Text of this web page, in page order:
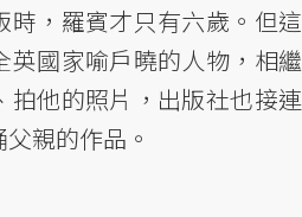
時，羅賓才只有六歲。但這
英國家喻戶曉的人物，相繼
拍他的照片，出版社也接連
親的作品。